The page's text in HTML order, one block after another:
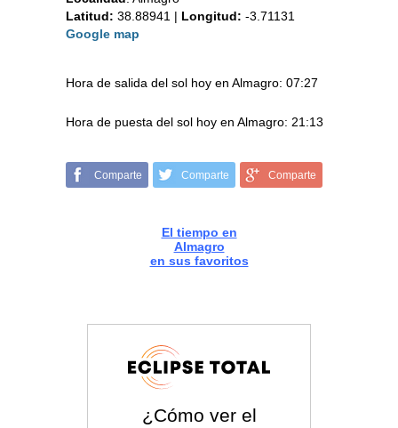
Latitud: 38.88941 | Longitud: -3.71131
Google map
Hora de salida del sol hoy en Almagro: 07:27
Hora de puesta del sol hoy en Almagro: 21:13
Comparte Comparte Comparte
El tiempo en
Almagro
en sus favoritos
¿Cómo ver el